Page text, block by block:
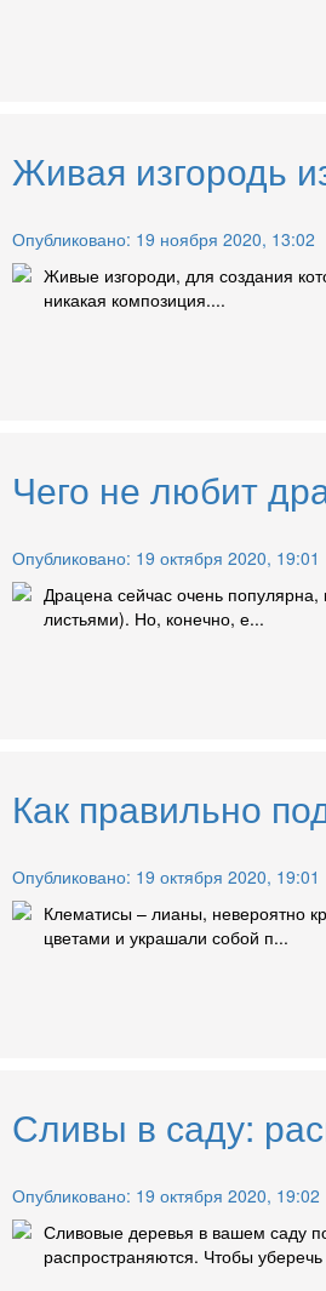
Живая изгородь
Опубликовано: 19 ноября 2020, 13:02
Живые изгороди, для создания
никакая композиция....
Чего не любит
Опубликовано: 19 октября 2020, 19:01
Драцена сейчас очень
листьями). Но, конечно, е...
Как правильно
Опубликовано: 19 октября 2020, 19:01
Клематисы – лианы, невероятно
цветами и украшали собой п...
Сливы в саду:
Опубликовано: 19 октября 2020, 19:02
Сливовые деревья в вашем саду
распространяются. Чтобы